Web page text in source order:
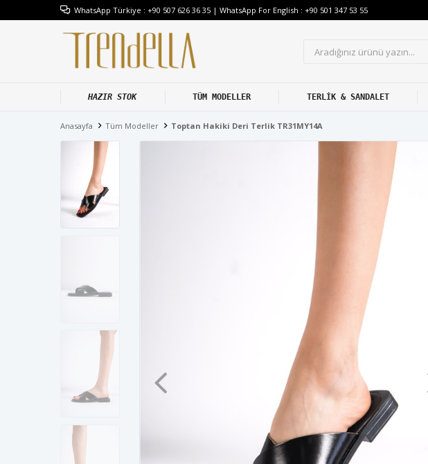
WhatsApp Türkiye : +90 507 626 36 35 | WhatsApp For English : +90 501 347 53 55
HAZIR STOK TÜM MODELLER TERLİK & SANDALET
Anasayfa Tüm Modeller Toptan Hakiki Deri Terlik TR31MY14A